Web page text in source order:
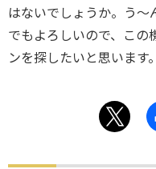
はないでしょうか。う〜
でもよろしいので、この
ンを探したいと思います。